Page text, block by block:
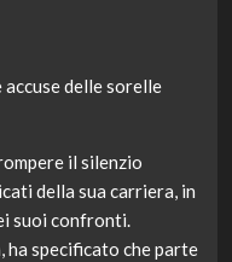
accuse delle sorelle
il silenzio
della sua carriera, in
suoi confronti.
ha specificato che parte